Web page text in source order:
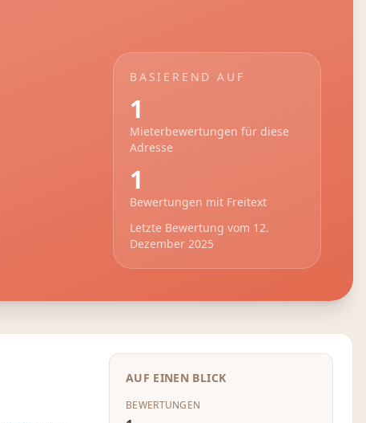
BASIEREND AUF
1
Mieterbewertungen für diese
Adresse
1
Bewertungen mit Freitext
Letzte Bewertung vom 12.
Dezember 2025
AUF EINEN BLICK
BEWERTUNGEN